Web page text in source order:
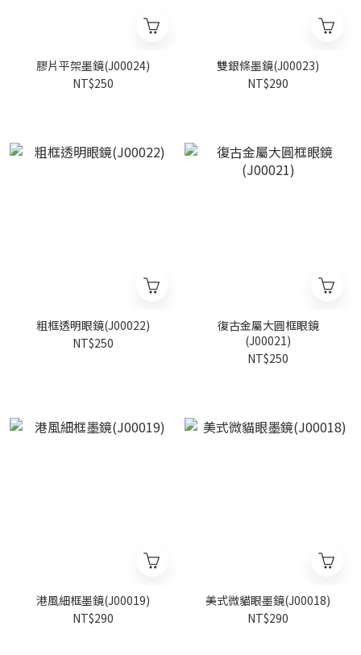
膠片平架墨鏡(J00024)
NT$250
雙銀條墨鏡(J00023)
NT$290
粗框透明眼鏡(J00022)
NT$250
復古金屬大圓框眼鏡
(J00021)
NT$250
港風細框墨鏡(J00019)
NT$290
美式微貓眼墨鏡(J00018)
NT$290